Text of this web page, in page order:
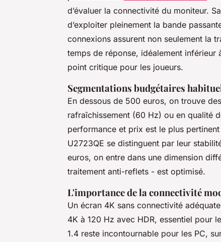
d’évaluer la connectivité du moniteur.
d’exploiter pleinement la bande
connexions assurent non seulement la
temps de réponse, idéalement
point critique pour les joueurs.
Segmentations budgétaires
En dessous de 500 euros, on trouve
rafraîchissement (60 Hz) ou en qualité
performance et prix est le plus
U2723QE se distinguent par leur
euros, on entre dans une dimension
traitement anti-reflets - est optimisé.
L'importance de la connectivité
Un écran 4K sans connectivité
4K à 120 Hz avec HDR, essentiel pour
1.4 reste incontournable pour les PC,